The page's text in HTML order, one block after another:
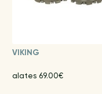
VIKING
alates 69.00€